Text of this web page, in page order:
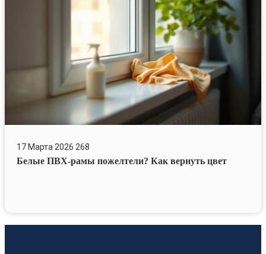
17 Марта 2026 268
Белые ПВХ-рамы пожелтели? Как вернуть цвет